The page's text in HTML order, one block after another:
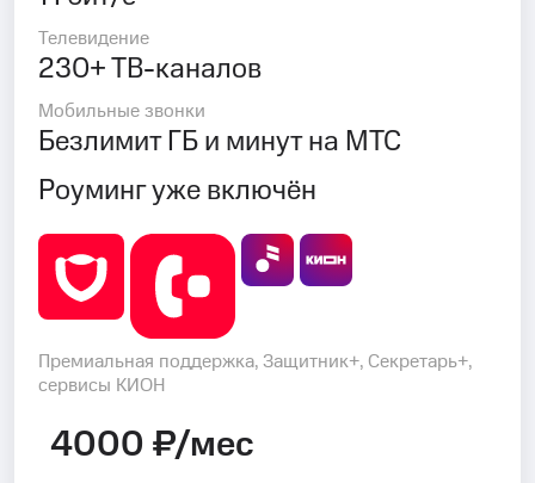
Телевидение
230+ ТВ-каналов
Мобильные звонки
Безлимит ГБ и минут на МТС
Роуминг уже включён
Премиальная поддержка, Защитник+, Секретарь+,
сервисы КИОН
4000 ₽/мес